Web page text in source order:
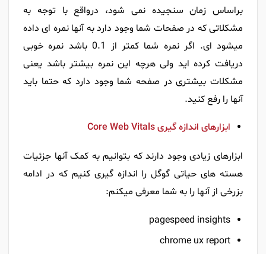
براساس زمان سنجیده نمی شود، درواقع با توجه به
مشکلاتی که در صفحات شما وجود دارد به آنها نمره ای داده
میشود ای. اگر نمره شما کمتر از 0.1 باشد نمره خوبی
دریافت کرده اید ولی هرچه این نمره بیشتر باشد یعنی
مشکلات بیشتری در صفحه شما وجود دارد که حتما باید
آنها را رفع کنید.
ابزارهای اندازه گیری Core Web Vitals
ابزارهای زیادی وجود دارند که بتوانیم به کمک آنها جزئیات
هسته های حیاتی گوگل را اندازه گیری کنیم که در ادامه
بزرخی از آنها را به شما معرفی میکنم:
pagespeed insights
chrome ux report